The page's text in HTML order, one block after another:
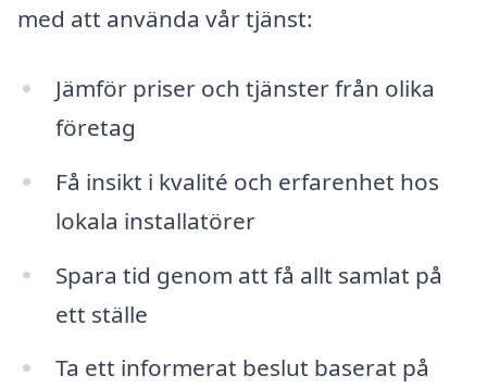
med att använda vår tjänst:
Jämför priser och tjänster från olika
företag
Få insikt i kvalité och erfarenhet hos
lokala installatörer
Spara tid genom att få allt samlat på
ett ställe
Ta ett informerat beslut baserat på